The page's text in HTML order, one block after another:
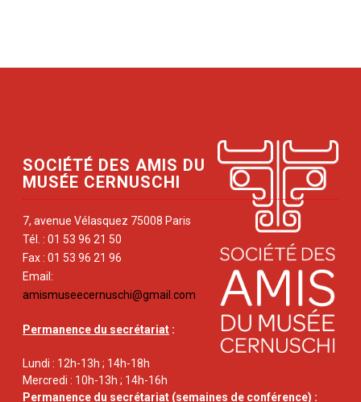
SOCIÉTÉ DES AMIS DU
MUSÉE CERNUSCHI
7, avenue Vélasquez 75008 Paris
Tél. : 01 53 96 21 50
Fax : 01 53 96 21 96
Email:
amismuseecernuschi@gmail.com
Permanence du secrétariat :
Lundi : 12h-13h ; 14h-18h
Mercredi : 10h-13h ; 14h-16h
Permanence du secrétariat (semaines de conférence) :